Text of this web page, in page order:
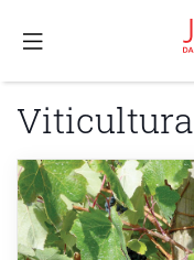
Viticultura